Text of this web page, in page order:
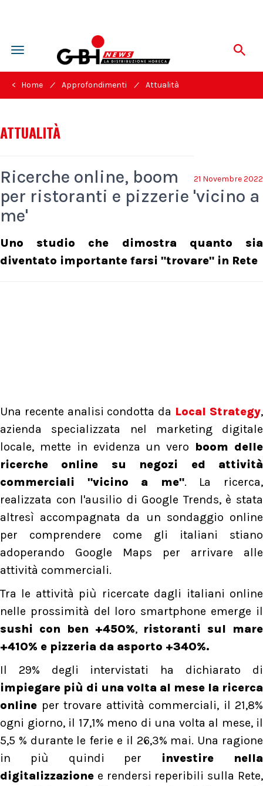
Toggle
navigation
< Home / Approfondimenti / Attualità
ATTUALITÀ
21 Novembre 2022
Ricerche online, boom
per ristoranti e pizzerie 'vicino a
me'
Uno studio che dimostra quanto sia
diventato importante farsi "trovare" in Rete
Una recente analisi condotta da Local Strategy,
azienda specializzata nel marketing digitale
locale, mette in evidenza un vero boom delle
ricerche online su negozi ed attività
commerciali "vicino a me". La ricerca,
realizzata con l'ausilio di Google Trends, è stata
altresì accompagnata da un sondaggio online
per comprendere come gli italiani stiano
adoperando Google Maps per arrivare alle
attività commerciali.
Tra le attività più ricercate dagli italiani online
nelle prossimità del loro smartphone emerge il
sushi con ben +450%, ristoranti sul mare
+410% e pizzeria da asporto +340%.
Il 29% degli intervistati ha dichiarato di
impiegare più di una volta al mese la ricerca
online per trovare attività commerciali, il 21,8%
ogni giorno, il 17,1% meno di una volta al mese, il
5,5 % durante le ferie e il 26,3% mai. Una ragione
in più quindi per investire nella
digitalizzazione e rendersi reperibili sulla Rete,